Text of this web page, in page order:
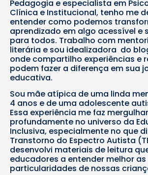
Pedagogia e especialista em
Clínica e Institucional, tenho me
entender como podemos
aprendizado em algo acessível e
para todos. Trabalho com
literária e sou idealizadora do blog
onde compartilho experiências e
podem fazer a diferença em sua
educativa.
Sou mãe atípica de uma linda
4 anos e de uma adolescente
Essa experiência me faz mergulhar
profundamente no universo da
Inclusiva, especialmente no que
Transtorno do Espectro Autista
desenvolvi materiais de leitura
educadores a entender melhor as
particularidades de nossas